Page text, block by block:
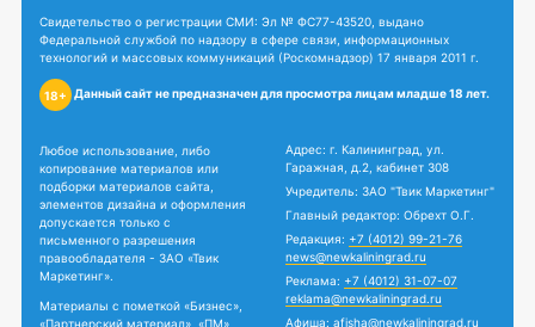
Свидетельство о регистрации СМИ: Эл № ФС77-43520, выдано
Федеральной службой по надзору в сфере связи, информационных
технологий и массовых коммуникаций (Роскомнадзор) 17 января 2011 г.
18+ Данный сайт не предназначен для просмотра лицам младше 18 лет.
Любое использование, либо
копирование материалов или
подборки материалов сайта,
элементов дизайна и оформления
допускается только с
письменного разрешения
правообладателя - ЗАО «Твик
Маркетинг».
Материалы с пометкой «Бизнес»,
«Партнерский материал», «ПМ»,
Адрес: г. Калининград, ул.
Гаражная, д.2, кабинет 308
Учредитель: ЗАО "Твик Маркетинг"
Главный редактор: Обрехт О.Г.
Редакция: +7 (4012) 99-21-76
news@newkaliningrad.ru
Реклама: +7 (4012) 31-07-07
reklama@newkaliningrad.ru
Афиша: afisha@newkaliningrad.ru